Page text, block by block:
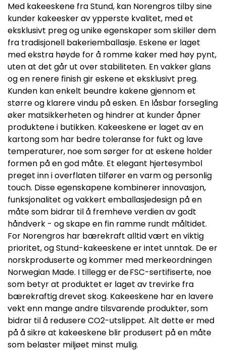
Med kakeeskene fra Stund, kan Norengros tilby sine
kunder kakeesker av ypperste kvalitet, med et
eksklusivt preg og unike egenskaper som skiller dem
fra tradisjonell bakeriemballasje. Eskene er laget
med ekstra høyde for å romme kaker med høy pynt,
uten at det går ut over stabiliteten. En vakker glans
og en renere finish gir eskene et eksklusivt preg.
Kunden kan enkelt beundre kakene gjennom et
større og klarere vindu på esken. En låsbar forsegling
øker matsikkerheten og hindrer at kunder åpner
produktene i butikken. Kakeeskene er laget av en
kartong som har bedre toleranse for fukt og lave
temperaturer, noe som sørger for at eskene holder
formen på en god måte. Et elegant hjertesymbol
preget inn i overflaten tilfører en varm og personlig
touch. Disse egenskapene kombinerer innovasjon,
funksjonalitet og vakkert emballasjedesign på en
måte som bidrar til å fremheve verdien av godt
håndverk - og skape en fin ramme rundt måltidet.
For Norengros har bærekraft alltid vært en viktig
prioritet, og Stund-kakeeskene er intet unntak. De er
norskproduserte og kommer med merkeordningen
Norwegian Made. I tillegg er de FSC-sertifiserte, noe
som betyr at produktet er laget av trevirke fra
bærekraftig drevet skog. Kakeeskene har en lavere
vekt enn mange andre tilsvarende produkter, som
bidrar til å redusere CO2-utslippet. Alt dette er med
på å sikre at kakeeskene blir produsert på en måte
som belaster miljøet minst mulig.